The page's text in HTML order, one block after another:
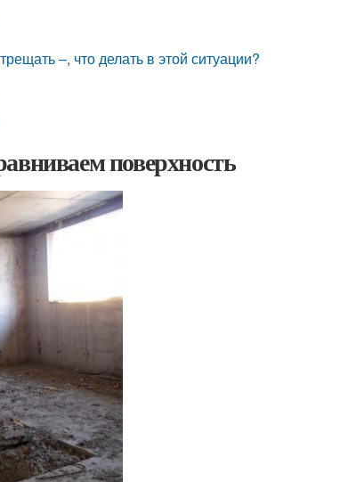
–, что делать в этой ситуации?
поверхность